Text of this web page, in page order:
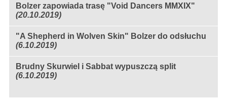
Bolzer zapowiada trasę "Void Dancers MMXIX"
(20.10.2019)
"A Shepherd in Wolven Skin" Bolzer do odsłuchu
(6.10.2019)
Brudny Skurwiel i Sabbat wypuszczą split
(6.10.2019)